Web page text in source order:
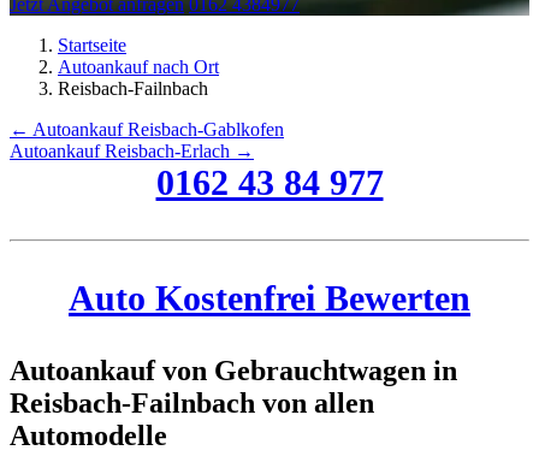
Startseite
Autoankauf nach Ort
Reisbach-Failnbach
← Autoankauf Reisbach-Gablkofen
Autoankauf Reisbach-Erlach →
0162 43 84 977
Auto Kostenfrei Bewerten
Autoankauf von Gebrauchtwagen in
Reisbach-Failnbach von allen
Automodelle